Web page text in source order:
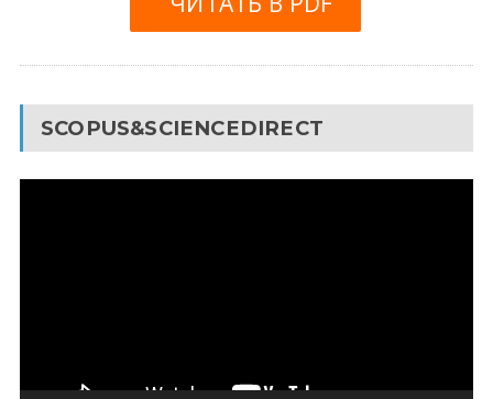
SCOPUS&SCIENCEDIRECT